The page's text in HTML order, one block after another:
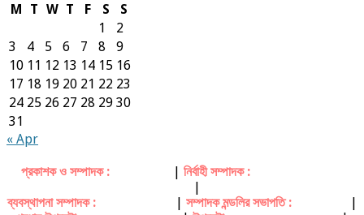
M
T W T F S
S
1
2
3
4 5 6 7 8
9
10 11 12 13 14 15 16
17 18 19 20 21 22 23
24 25 26 27 28 29 30
31
« Apr
প্রকাশক ও সম্পাদক : | নির্বাহী সম্পাদক :
|
ব্যবস্থাপনা সম্পাদক :
| সম্পাদক মন্ডলির সভাপতি :
|